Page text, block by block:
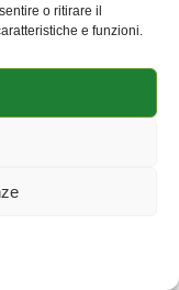
o ritirare il
e funzioni.